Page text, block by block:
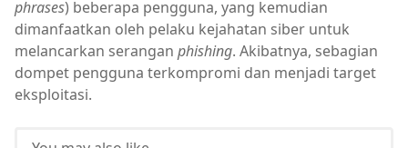
phrases) beberapa pengguna, yang kemudian
dimanfaatkan oleh pelaku kejahatan siber untuk
melancarkan serangan phishing. Akibatnya, sebagian
dompet pengguna terkompromi dan menjadi target
eksploitasi.